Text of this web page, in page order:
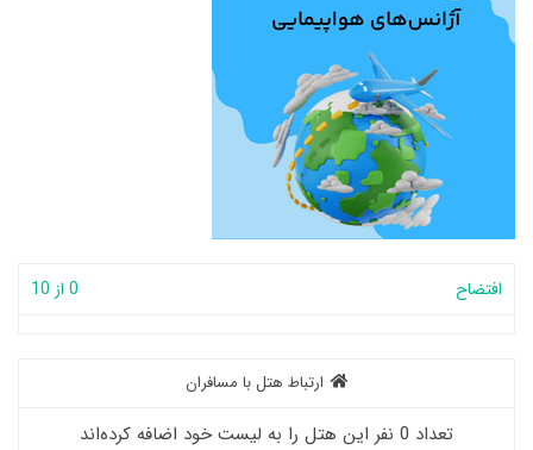
افتضاح 0 از 10
ارتباط هتل با مسافران
تعداد 0 نفر این هتل را به لیست خود اضافه کرده‌اند